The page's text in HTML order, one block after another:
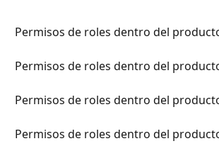
Permisos de roles dentro del
Permisos de roles dentro del
Permisos de roles dentro del
Permisos de roles dentro del